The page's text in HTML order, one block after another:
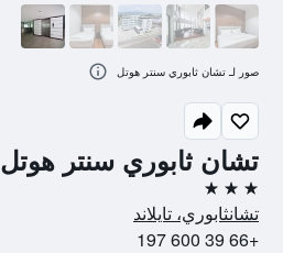
تشان ثابوري سنتر هوتل
3 نجوم
تشانثابوري، تايلاند
+66 39 600 197
صور لـ تشان ثابوري سنتر هوتل